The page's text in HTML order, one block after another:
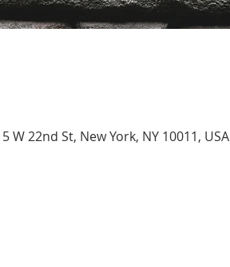
22nd St, New York, NY 10011, USA